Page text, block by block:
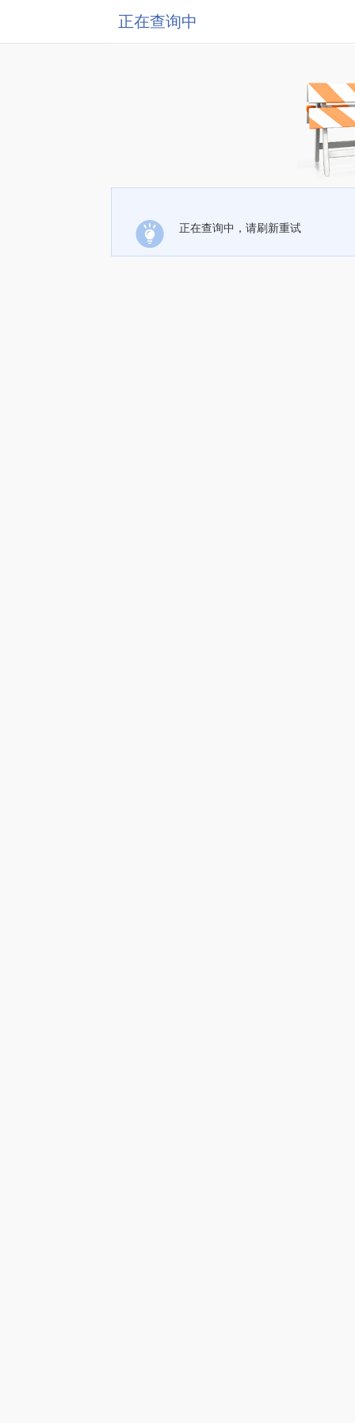
正在查询中
正在查询中，请刷新重试